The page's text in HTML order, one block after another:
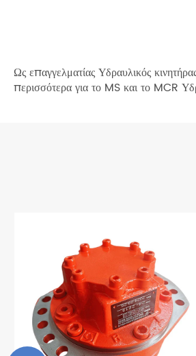
Ως επαγγελματίας Υδραυλικός
περισσότερα για το MS και το MCR